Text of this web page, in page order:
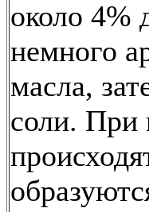
около 4%
немного
масла,
соли. При